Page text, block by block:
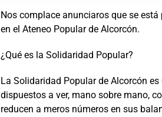
Nos complace anunciaros que se
en el Ateneo Popular de Alcorcón.
¿Qué es la Solidaridad Popular?
La Solidaridad Popular de Alcorcón
dispuestos a ver, mano sobre mano,
reducen a meros números en sus